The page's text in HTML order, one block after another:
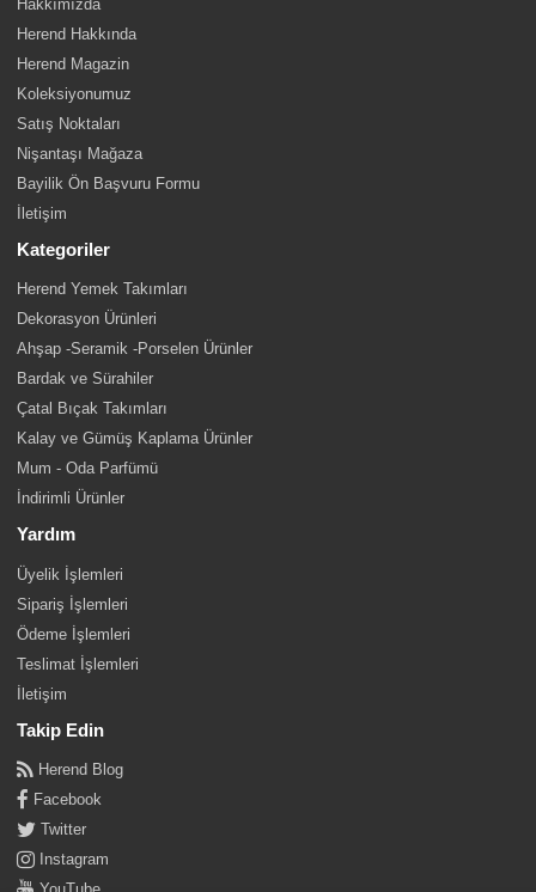
Hakkımızda
Herend Hakkında
Herend Magazin
Koleksiyonumuz
Satış Noktaları
Nişantaşı Mağaza
Bayilik Ön Başvuru Formu
İletişim
Kategoriler
Herend Yemek Takımları
Dekorasyon Ürünleri
Ahşap -Seramik -Porselen Ürünler
Bardak ve Sürahiler
Çatal Bıçak Takımları
Kalay ve Gümüş Kaplama Ürünler
Mum - Oda Parfümü
İndirimli Ürünler
Yardım
Üyelik İşlemleri
Sipariş İşlemleri
Ödeme İşlemleri
Teslimat İşlemleri
İletişim
Takip Edin
Herend Blog
Facebook
Twitter
Instagram